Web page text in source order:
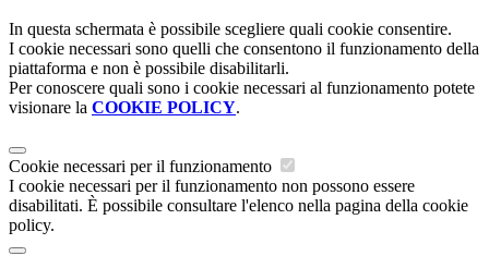
In questa schermata è possibile scegliere quali cookie consentire.
I cookie necessari sono quelli che consentono il funzionamento della
piattaforma e non è possibile disabilitarli.
Per conoscere quali sono i cookie necessari al funzionamento potete
visionare la COOKIE POLICY.
Cookie necessari per il funzionamento
I cookie necessari per il funzionamento non possono essere
disabilitati. È possibile consultare l'elenco nella pagina della cookie
policy.